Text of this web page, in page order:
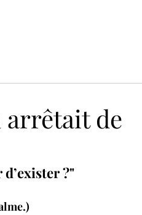
arrêtait de
?"